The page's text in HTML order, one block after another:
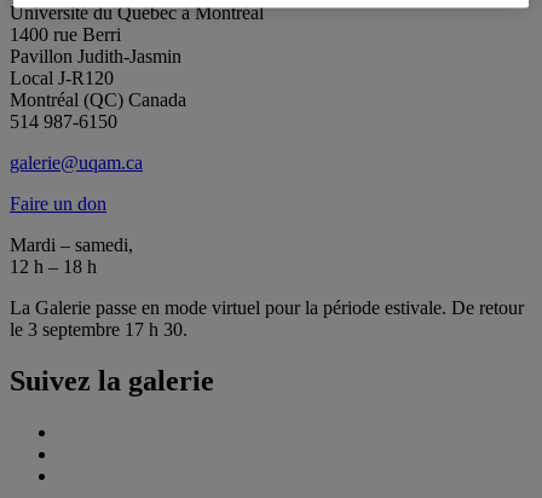
Université du Québec à Montréal
1400 rue Berri
Pavillon Judith-Jasmin
Local J-R120
Montréal (QC) Canada
514 987-6150
galerie@uqam.ca
Faire un don
Mardi – samedi,
12 h – 18 h
La Galerie passe en mode virtuel pour la période estivale. De retour
le 3 septembre 17 h 30.
Suivez la galerie